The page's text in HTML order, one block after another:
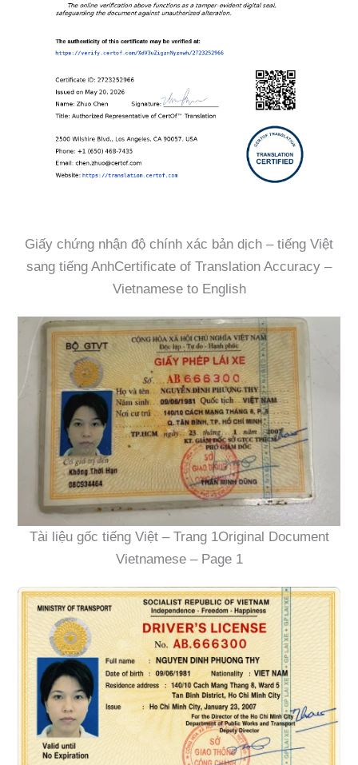
Giấy chứng nhận độ chính xác bản dịch – tiếng Việt
sang tiếng AnhCertificate of Translation Accuracy –
Vietnamese to English
Tài liệu gốc tiếng Việt – Trang 1Original Document
Vietnamese – Page 1